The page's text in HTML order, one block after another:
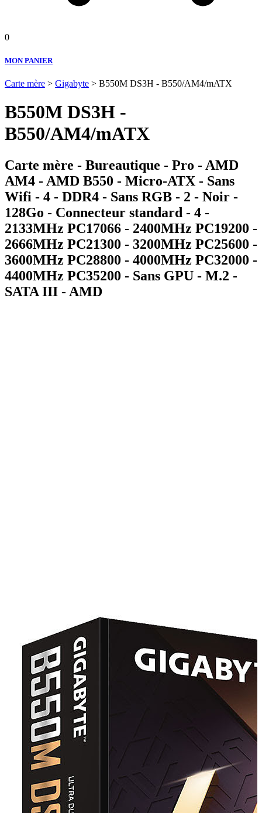
0
MON PANIER
Carte mère > Gigabyte > B550M DS3H - B550/AM4/mATX
B550M DS3H -
B550/AM4/mATX
Carte mère - Bureautique - Pro - AMD
AM4 - AMD B550 - Micro-ATX - Sans
Wifi - 4 - DDR4 - Sans RGB - 2 - Noir -
128Go - Connecteur standard - 4 -
2133MHz PC17066 - 2400MHz PC19200 -
2666MHz PC21300 - 3200MHz PC25600 -
3600MHz PC28800 - 4000MHz PC32000 -
4400MHz PC35200 - Sans GPU - M.2 -
SATA III - AMD